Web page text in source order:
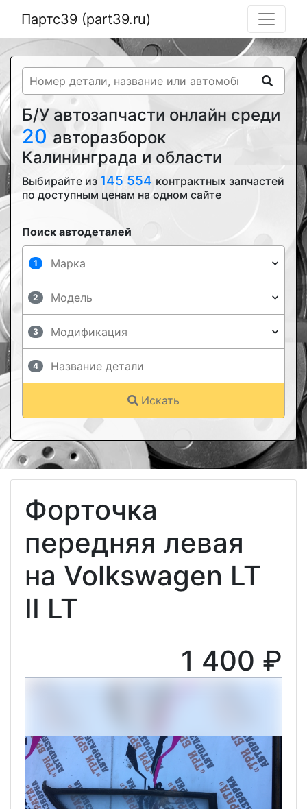
Партс39 (part39.ru)
Б/У автозапчасти онлайн среди
20 авторазборок
Калининграда и области
Выбирайте из 145 554 контрактных запчастей
по доступным ценам на одном сайте
Поиск автодеталей
1
2
3
4
Искать
Форточка
передняя левая
на Volkswagen LT
II LT
1 400 ₽